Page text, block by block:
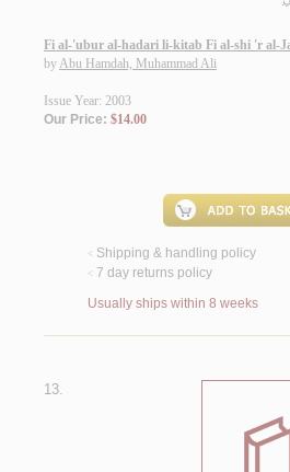
Fi al-'ubur al-hadari li-kitab Fi al-shi 'r al-
byAbu Hamdah, Muhammad Ali
Issue Year: 2003
Our Price: $14.00
< Shipping & handling policy
< 7 day returns policy
Usually ships within 8 weeks
13.